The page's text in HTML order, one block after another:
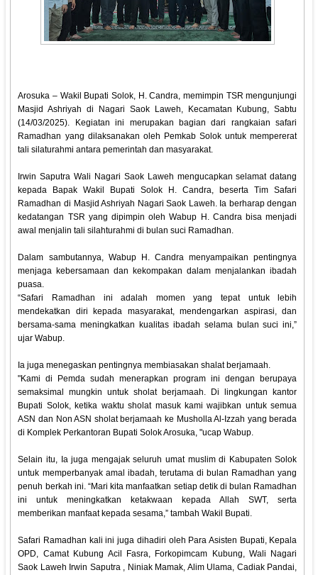
Arosuka – Wakil Bupati Solok, H. Candra, memimpin TSR mengunjungi
Masjid Ashriyah di Nagari Saok Laweh, Kecamatan Kubung, Sabtu
(14/03/2025). Kegiatan ini merupakan bagian dari rangkaian safari
Ramadhan yang dilaksanakan oleh Pemkab Solok untuk mempererat
tali silaturahmi antara pemerintah dan masyarakat.
Irwin Saputra Wali Nagari Saok Laweh mengucapkan selamat datang
kepada Bapak Wakil Bupati Solok H. Candra, beserta Tim Safari
Ramadhan di Masjid Ashriyah Nagari Saok Laweh. Ia berharap dengan
kedatangan TSR yang dipimpin oleh Wabup H. Candra bisa menjadi
awal menjalin tali silahturahmi di bulan suci Ramadhan.
Dalam sambutannya, Wabup H. Candra menyampaikan pentingnya
menjaga kebersamaan dan kekompakan dalam menjalankan ibadah
puasa.
“Safari Ramadhan ini adalah momen yang tepat untuk lebih
mendekatkan diri kepada masyarakat, mendengarkan aspirasi, dan
bersama-sama meningkatkan kualitas ibadah selama bulan suci ini,”
ujar Wabup.
Ia juga menegaskan pentingnya membiasakan shalat berjamaah.
"Kami di Pemda sudah menerapkan program ini dengan berupaya
semaksimal mungkin untuk sholat berjamaah. Di lingkungan kantor
Bupati Solok, ketika waktu sholat masuk kami wajibkan untuk semua
ASN dan Non ASN sholat berjamaah ke Musholla Al-Izzah yang berada
di Komplek Perkantoran Bupati Solok Arosuka, "ucap Wabup.
Selain itu, Ia juga mengajak seluruh umat muslim di Kabupaten Solok
untuk memperbanyak amal ibadah, terutama di bulan Ramadhan yang
penuh berkah ini. “Mari kita manfaatkan setiap detik di bulan Ramadhan
ini untuk meningkatkan ketakwaan kepada Allah SWT, serta
memberikan manfaat kepada sesama,” tambah Wakil Bupati.
Safari Ramadhan kali ini juga dihadiri oleh Para Asisten Bupati, Kepala
OPD, Camat Kubung Acil Fasra, Forkopimcam Kubung, Wali Nagari
Saok Laweh Irwin Saputra , Niniak Mamak, Alim Ulama, Cadiak Pandai,